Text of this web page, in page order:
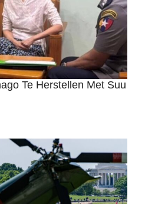
Te Herstellen Met Suu